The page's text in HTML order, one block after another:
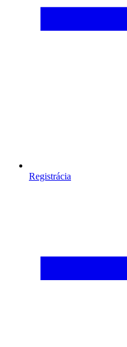
Registrácia